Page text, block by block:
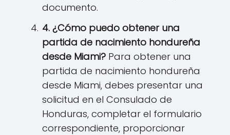
documento.
4. ¿Cómo puedo obtener una
partida de nacimiento hondureña
desde Miami? Para obtener una
partida de nacimiento hondureña
desde Miami, debes presentar una
solicitud en el Consulado de
Honduras, completar el formulario
correspondiente, proporcionar